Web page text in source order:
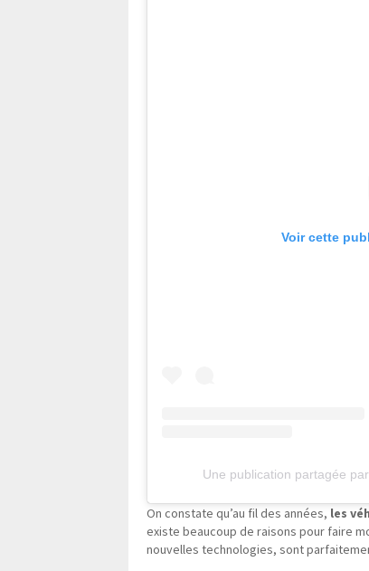
Voir cette
Une publication partagée
On constate qu’au fil des années, les
existe beaucoup de raisons pour faire
nouvelles technologies, sont